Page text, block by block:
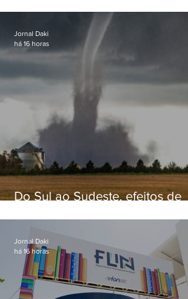
Do Sul ao Sudeste, efeitos de
apreensão na população
Jornal Daki
há 16 horas
Jornal Daki
há 16 horas